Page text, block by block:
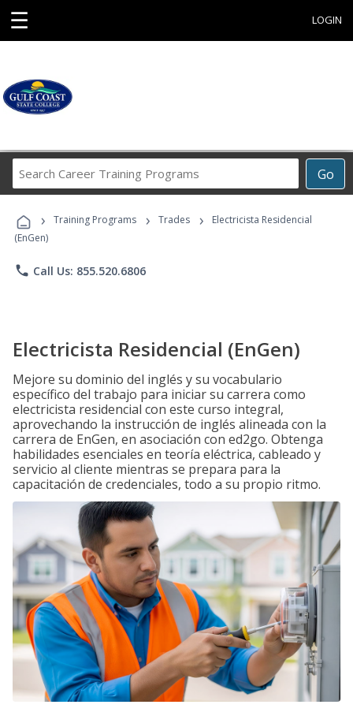
☰ LOGIN
Go
Career
Programs
› Training Programs › Trades ›
Electricista Residencial
(EnGen)
phone Call Us: 855.520.6806
Electricista Residencial (EnGen)
Mejore su dominio del inglés y su vocabulario
específico del trabajo para iniciar su carrera como
electricista residencial con este curso integral,
aprovechando la instrucción de inglés alineada con la
carrera de EnGen, en asociación con ed2go. Obtenga
habilidades esenciales en teoría eléctrica, cableado y
servicio al cliente mientras se prepara para la
capacitación de credenciales, todo a su propio ritmo.